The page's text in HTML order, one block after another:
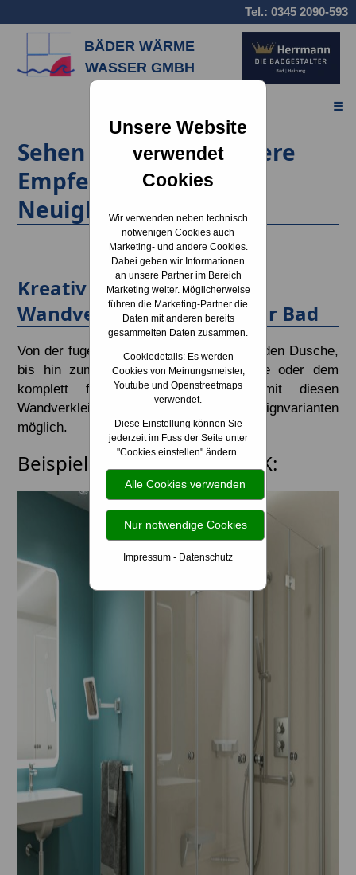
Tel.: 0345 2090-593
BÄDER WÄRME
WASSER GMBH
☰
Sehen Sie im Blog unsere
Empfehlungen und
Neuigkeiten
Kreativ und fugenlos –
Wandverkleidungen für Ihr Bad
Von der fugenlosen und leicht zu pflegenden Dusche,
bis hin zum Spritzschutz in der Küche oder dem
komplett fugenlosen Badezimmer, mit diesen
Wandverkleidungen sind ganz neue Designvarianten
möglich.
Beispielbilder der Firma HSK:
Unsere Website
verwendet
Cookies
Wir verwenden neben technisch
notwenigen Cookies auch
Marketing- und andere Cookies.
Dabei geben wir Informationen
an unsere Partner im Bereich
Marketing weiter. Möglicherweise
führen die Marketing-Partner die
Daten mit anderen bereits
gesammelten Daten zusammen.
Cookiedetails: Es werden
Cookies von Meinungsmeister,
Youtube und Openstreetmaps
verwendet.
Diese Einstellung können Sie
jederzeit im Fuss der Seite unter
"Cookies einstellen" ändern.
Alle Cookies verwenden
Nur notwendige Cookies
Impressum - Datenschutz